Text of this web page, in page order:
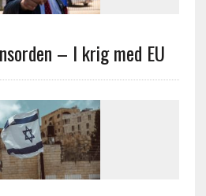
– I krig med EU